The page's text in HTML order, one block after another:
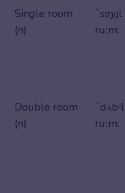
Single room
(n)
ˈsɪŋɡl
ruːm:
Double room
(n)
ˈdʌbᵊl
ruːm: